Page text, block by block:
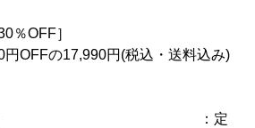
％OFF］
円OFFの17,990円(税込・送料込み)
カー×2台 ：定